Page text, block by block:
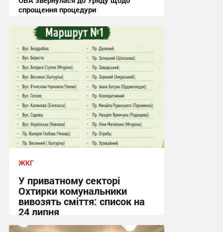
спрощення процедури
09:03, 4.08.2026
ЖКГ
У приватному секторі
Охтирки комунальники
вивозять сміття: список на
24 липня